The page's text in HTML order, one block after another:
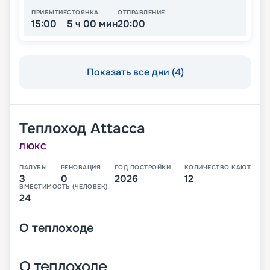
ПРИБЫТИЕ
15:00
СТОЯНКА
5 ч 00 мин
ОТПРАВЛЕНИЕ
20:00
Показать все дни (4)
Теплоход Attacca
ЛЮКС
ПАЛУБЫ
3
РЕНОВАЦИЯ
0
ГОД ПОСТРОЙКИ
2026
КОЛИЧЕСТВО КАЮТ
12
ВМЕСТИМОСТЬ (ЧЕЛОВЕК)
24
О теплоходе